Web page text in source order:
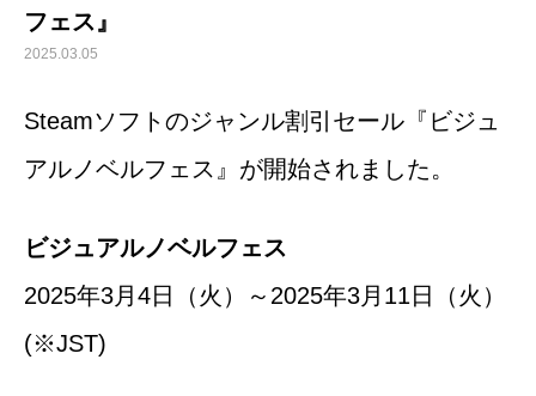
フェス』
2025.03.05
Steamソフトのジャンル割引セール『ビジュ
アルノベルフェス』が開始されました。
ビジュアルノベルフェス
2025年3月4日（火）～2025年3月11日（火）
(※JST)